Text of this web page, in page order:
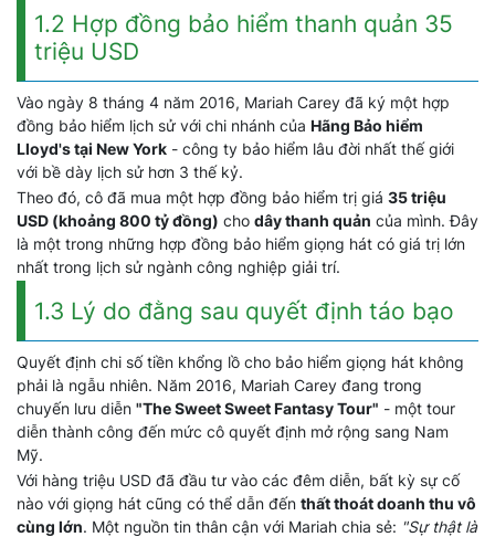
1.2 Hợp đồng bảo hiểm thanh quản 35
triệu USD
Vào ngày 8 tháng 4 năm 2016, Mariah Carey đã ký một hợp
đồng bảo hiểm lịch sử với chi nhánh của Hãng Bảo hiểm
Lloyd's tại New York - công ty bảo hiểm lâu đời nhất thế giới
với bề dày lịch sử hơn 3 thế kỷ.
Theo đó, cô đã mua một hợp đồng bảo hiểm trị giá 35 triệu
USD (khoảng 800 tỷ đồng) cho dây thanh quản của mình. Đây
là một trong những hợp đồng bảo hiểm giọng hát có giá trị lớn
nhất trong lịch sử ngành công nghiệp giải trí.
1.3 Lý do đằng sau quyết định táo bạo
Quyết định chi số tiền khổng lồ cho bảo hiểm giọng hát không
phải là ngẫu nhiên. Năm 2016, Mariah Carey đang trong
chuyến lưu diễn "The Sweet Sweet Fantasy Tour" - một tour
diễn thành công đến mức cô quyết định mở rộng sang Nam
Mỹ.
Với hàng triệu USD đã đầu tư vào các đêm diễn, bất kỳ sự cố
nào với giọng hát cũng có thể dẫn đến thất thoát doanh thu vô
cùng lớn. Một nguồn tin thân cận với Mariah chia sẻ: "Sự thật là